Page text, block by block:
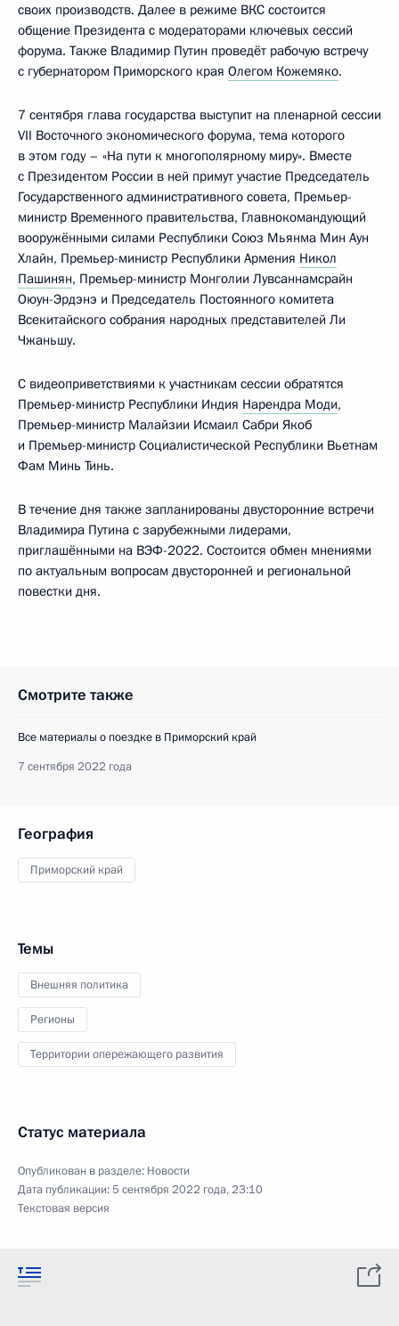
своих производств. Далее в режиме ВКС состоится
общение Президента с модераторами ключевых сессий
форума. Также Владимир Путин проведёт рабочую встречу
с губернатором Приморского края Олегом Кожемяко.
7 сентября глава государства выступит на пленарной сессии
VII Восточного экономического форума, тема которого
в этом году – «На пути к многополярному миру». Вместе
с Президентом России в ней примут участие Председатель
Государственного административного совета, Премьер-
министр Временного правительства, Главнокомандующий
вооружёнными силами Республики Союз Мьянма Мин Аун
Хлайн, Премьер-министр Республики Армения Никол
Пашинян, Премьер-министр Монголии Лувсаннамсрайн
Оюун-Эрдэнэ и Председатель Постоянного комитета
Всекитайского собрания народных представителей Ли
Чжаньшу.
С видеоприветствиями к участникам сессии обратятся
Премьер-министр Республики Индия Нарендра Моди,
Премьер-министр Малайзии Исмаил Сабри Якоб
и Премьер-министр Социалистической Республики Вьетнам
Фам Минь Тинь.
В течение дня также запланированы двусторонние встречи
Владимира Путина с зарубежными лидерами,
приглашёнными на ВЭФ-2022. Состоится обмен мнениями
по актуальным вопросам двусторонней и региональной
повестки дня.
Смотрите также
Все материалы о поездке в Приморский край
7 сентября 2022 года
География
Приморский край
Темы
Внешняя политика
Регионы
Территории опережающего развития
Статус материала
Опубликован в разделе: Новости
Дата публикации:5 сентября 2022 года, 23:10
Текстовая версия